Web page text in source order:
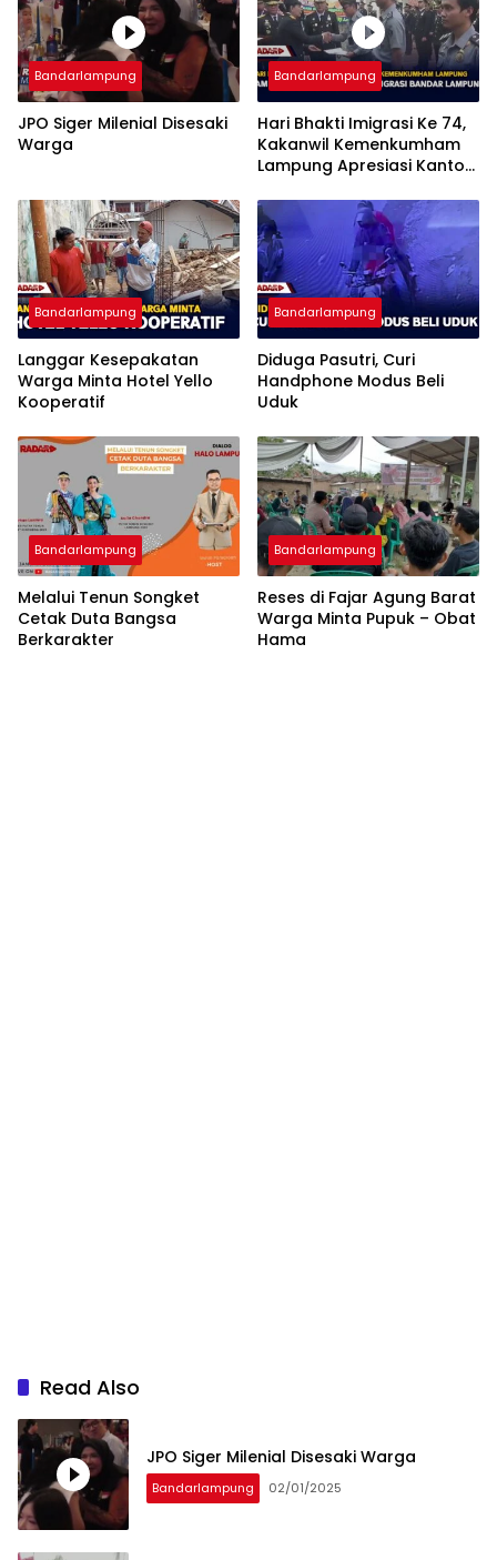
Bandarlampung
JPO Siger Milenial Disesaki
Warga
Bandarlampung
Hari Bhakti Imigrasi Ke 74,
Kakanwil Kemenkumham
Lampung Apresiasi Kantor
Bandarlampung
Langgar Kesepakatan
Warga Minta Hotel Yello
Kooperatif
Bandarlampung
Diduga Pasutri, Curi
Handphone Modus Beli
Uduk
Bandarlampung
Melalui Tenun Songket
Cetak Duta Bangsa
Berkarakter
Bandarlampung
Reses di Fajar Agung Barat
Warga Minta Pupuk – Obat
Hama
Read Also
JPO Siger Milenial Disesaki Warga
Bandarlampung 02/01/2025